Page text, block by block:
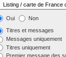
Oui Non
Titres et messages
Messages uniquement
Titres uniquement
Premier message des